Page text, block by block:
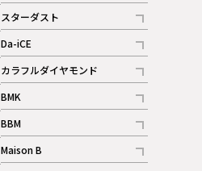
記事
ギャラリー
スターダスト
記事
Da-iCE
記事
カラフルダイヤモンド
記事
BMK
記事
ギャラリー
BBM
記事
ギャラリー
Maison B
記事